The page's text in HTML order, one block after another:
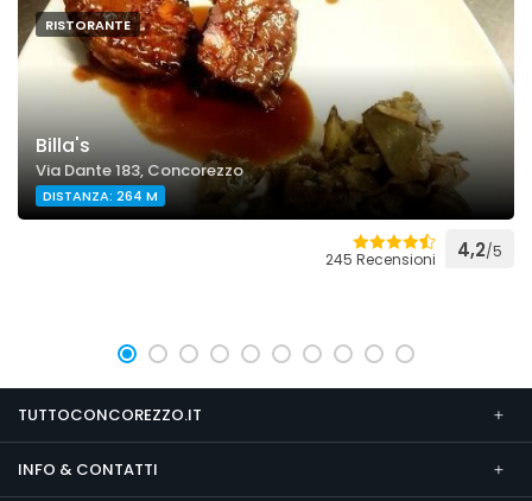
RISTORANTE
Billa's
Via Dante 183, Concorezzo
DISTANZA: 264 M
245 Recensioni 4,2/5
TUTTOCONCOREZZO.IT
INFO & CONTATTI